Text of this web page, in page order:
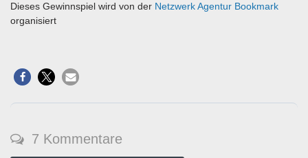
Dieses Gewinnspiel wird von der Netzwerk Agentur Bookmark
organisiert
7 Kommentare